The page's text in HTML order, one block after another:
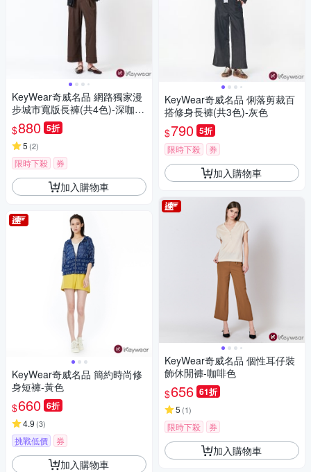
KeyWear奇威名品 網路獨家漫
步城市寬版長褲(共4色)-深咖啡
色
$880 5折
5 (2)
限時下殺 券
加入購物車
KeyWear奇威名品 簡約時尚修
身短褲-黃色
$660 6折
4.9 (3)
挑戰低價 券
加入購物車
KeyWear奇威名品 俐落剪裁百
搭修身長褲(共3色)-灰色
$790 5折
限時下殺 券
加入購物車
KeyWear奇威名品 個性耳仔裝
飾休閒褲-咖啡色
$656 61折
5 (1)
限時下殺 券
加入購物車